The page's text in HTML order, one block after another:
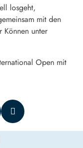
losgeht,
mit den
Können unter
Open mit